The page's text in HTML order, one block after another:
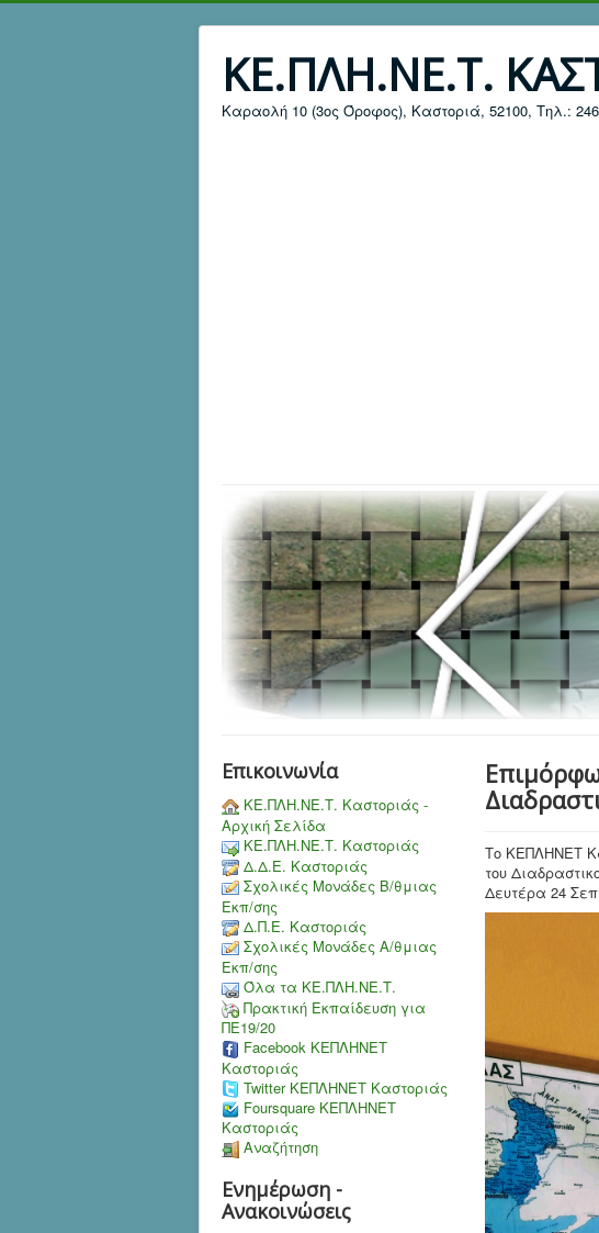
ΚΕ.ΠΛΗ.ΝΕ.Τ.
Καραολή 10 (3ος Όροφος), Καστοριά, 52100, Τηλ.:
Επικοινωνία
ΚΕ.ΠΛΗ.ΝΕ.Τ. Καστοριάς -
Αρχική Σελίδα
ΚΕ.ΠΛΗ.ΝΕ.Τ. Καστοριάς
Δ.Δ.Ε. Καστοριάς
Σχολικές Μονάδες Β/θμιας
Εκπ/σης
Δ.Π.Ε. Καστοριάς
Σχολικές Μονάδες Α/θμιας
Εκπ/σης
Όλα τα ΚΕ.ΠΛΗ.ΝΕ.Τ.
Πρακτική Εκπαίδευση για
ΠΕ19/20
Facebook ΚΕΠΛΗΝΕΤ
Καστοριάς
Twitter ΚΕΠΛΗΝΕΤ Καστοριάς
Foursquare ΚΕΠΛΗΝΕΤ
Καστοριάς
Αναζήτηση
Ενημέρωση -
Ανακοινώσεις
Το ΚΕΠΛΗΝΕΤ
του
Δευτέρα 24